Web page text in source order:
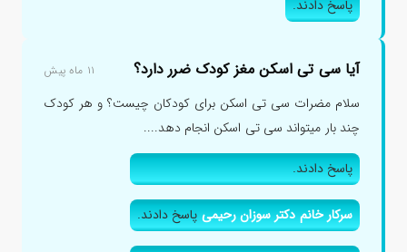
پاسخ دادند.
آیا سی تی اسکن مغز کودک ضرر دارد؟ ۱۱ ماه پیش
سلام مضرات سی تی اسکن برای کودکان چیست؟ و هر کودک
چند بار میتواند سی تی اسکن انجام دهد....
پاسخ دادند.
سرکار خانم دکتر سوزان رحیمیپاسخ دادند.